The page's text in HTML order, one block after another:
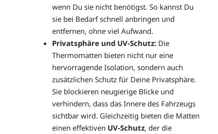
wenn Du sie nicht benötigst. So kannst Du
sie bei Bedarf schnell anbringen und
entfernen, ohne viel Aufwand.
Privatsphäre und UV-Schutz: Die
Thermomatten bieten nicht nur eine
hervorragende Isolation, sondern auch
zusätzlichen Schutz für Deine Privatsphäre.
Sie blockieren neugierige Blicke und
verhindern, dass das Innere des Fahrzeugs
sichtbar wird. Gleichzeitig bieten die Matten
einen effektiven UV-Schutz, der die